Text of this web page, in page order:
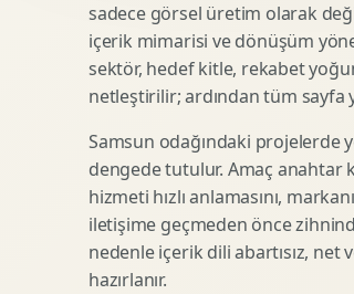
Uluslararasi SEO
SEO Icerik Stratejisi
Schema Markup Optimizasyonu
Urun
3D Reklam
Cgi
3D
3D Stand
3D Sosyal
3D
sadece görsel üretim olarak
içerik mimarisi ve dönüşüm
sektör, hedef kitle, rekabet
netleştirilir; ardından tüm sayfa
Samsun odağındaki projelerde
dengede tutulur. Amaç anahtar
hizmeti hızlı anlamasını,
iletişime geçmeden önce
nedenle içerik dili abartısız, net
hazırlanır.